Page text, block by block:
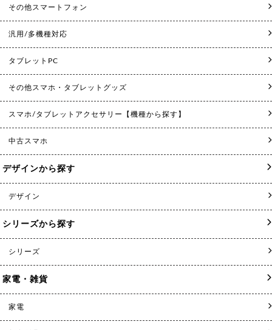
その他スマートフォン
汎用/多機種対応
タブレットPC
その他スマホ・タブレットグッズ
スマホ/タブレットアクセサリー【機種から探す】
中古スマホ
デザインから探す
デザイン
シリーズから探す
シリーズ
家電・雑貨
家電